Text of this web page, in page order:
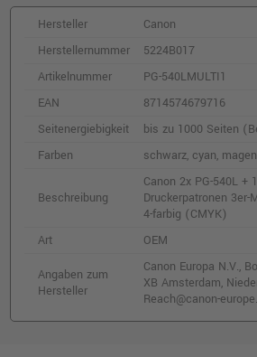
Hersteller
Canon
Herstellernummer
5224B017
Artikelnummer
PG-540LMULTI1
EAN
8714574679716
Seitenergiebigkeit
bis zu 1000 Seiten
Farben
schwarz, cyan,
Beschreibung
Canon 2x PG-540L +
Druckerpatronen 3er-
4-farbig (CMYK)
Art
OEM
Angaben zum
Hersteller
Canon Europa N.V.,
XB Amsterdam,
Reach@canon-